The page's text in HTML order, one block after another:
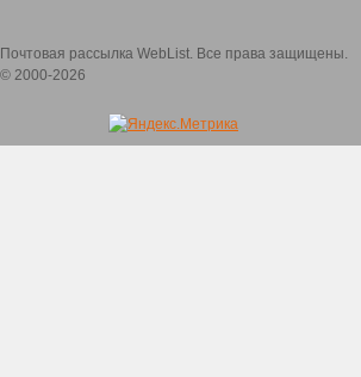
Почтовая рассылка WebList. Все права защищены.
© 2000-2026